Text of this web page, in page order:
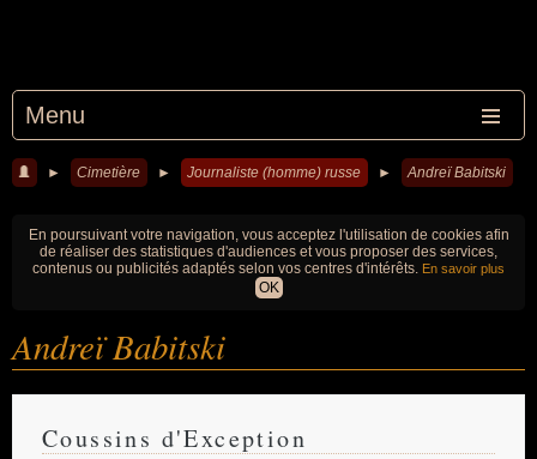
Menu
► Cimetière ► Journaliste (homme) russe ► Andreï Babitski
En poursuivant votre navigation, vous acceptez l'utilisation de cookies afin
de réaliser des statistiques d'audiences et vous proposer des services,
contenus ou publicités adaptés selon vos centres d'intérêts. En savoir plus
OK
Andreï Babitski
Coussins d'Exception